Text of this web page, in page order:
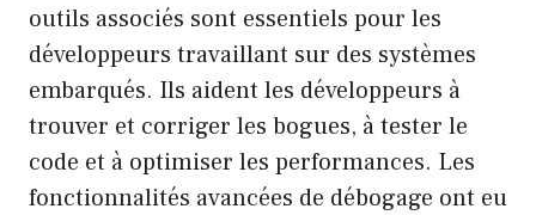
outils associés sont essentiels pour les
développeurs travaillant sur des systèmes
embarqués. Ils aident les développeurs à
trouver et corriger les bogues, à tester le
code et à optimiser les performances. Les
fonctionnalités avancées de débogage ont eu